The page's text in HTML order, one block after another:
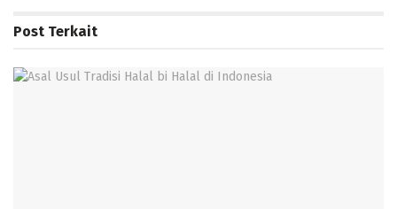
Post Terkait